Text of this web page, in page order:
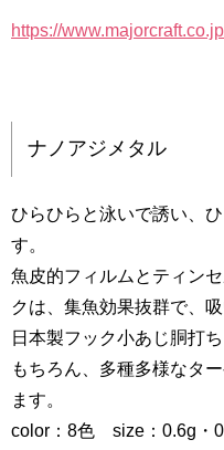
https://
ナノアジメタル
ひらひらと泳いで誘い、
す。
魚皮的フィルムとティン
クは、集魚効果抜群で、
日本製フック小あじ胴打
もちろん、多種多様なタ
ます。
color：8色 size：0.6g・